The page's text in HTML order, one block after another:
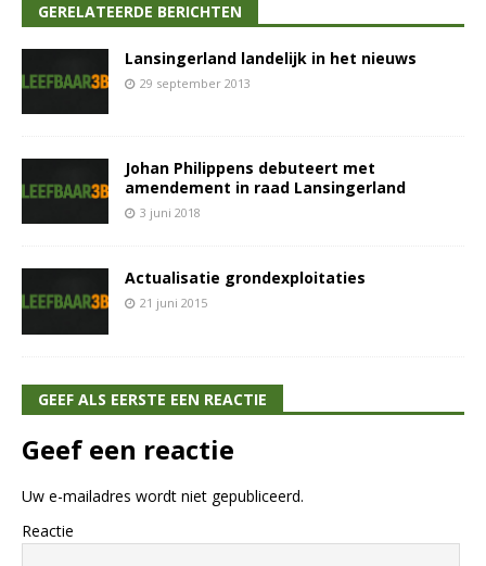
GERELATEERDE BERICHTEN
Lansingerland landelijk in het nieuws
29 september 2013
Johan Philippens debuteert met
amendement in raad Lansingerland
3 juni 2018
Actualisatie grondexploitaties
21 juni 2015
GEEF ALS EERSTE EEN REACTIE
Geef een reactie
Uw e-mailadres wordt niet gepubliceerd.
Reactie